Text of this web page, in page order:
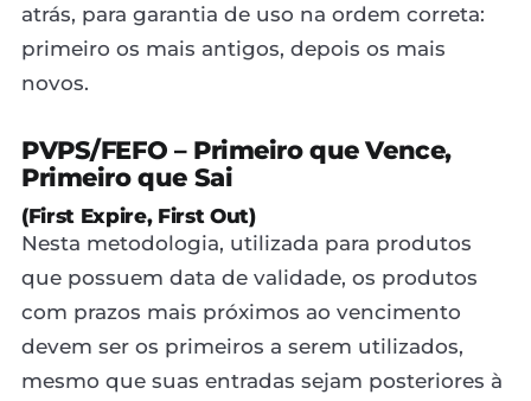
atrás, para garantia de uso na ordem correta:
primeiro os mais antigos, depois os mais
novos.
PVPS/FEFO – Primeiro que Vence,
Primeiro que Sai
(First Expire, First Out)
Nesta metodologia, utilizada para produtos
que possuem data de validade, os produtos
com prazos mais próximos ao vencimento
devem ser os primeiros a serem utilizados,
mesmo que suas entradas sejam posteriores à